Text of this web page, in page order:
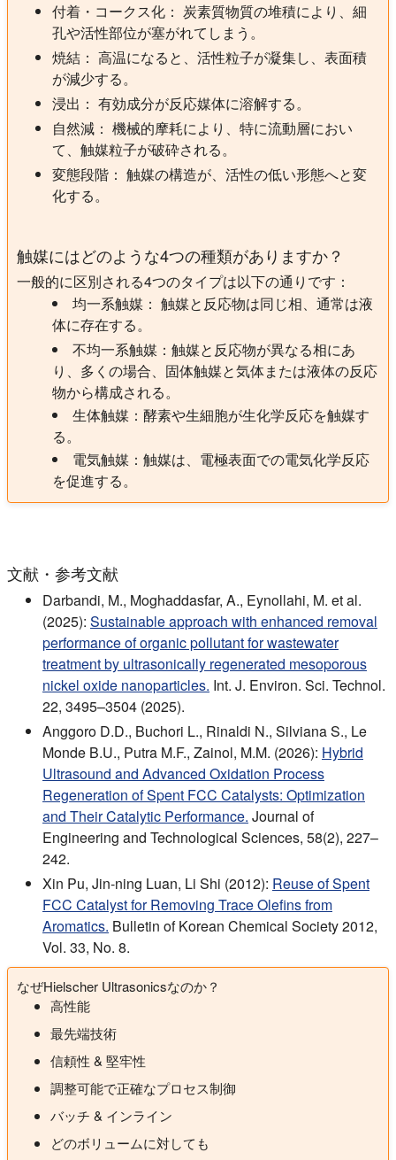
付着・コークス化： 炭素質物質の堆積により、細
孔や活性部位が塞がれてしまう。
焼結： 高温になると、活性粒子が凝集し、表面積
が減少する。
浸出： 有効成分が反応媒体に溶解する。
自然減： 機械的摩耗により、特に流動層におい
て、触媒粒子が破砕される。
変態段階： 触媒の構造が、活性の低い形態へと変
化する。
触媒にはどのような4つの種類がありますか？
一般的に区別される4つのタイプは以下の通りです：
均一系触媒： 触媒と反応物は同じ相、通常は液
体に存在する。
不均一系触媒：触媒と反応物が異なる相にあ
り、多くの場合、固体触媒と気体または液体の反応
物から構成される。
生体触媒：酵素や生細胞が生化学反応を触媒す
る。
電気触媒：触媒は、電極表面での電気化学反応
を促進する。
文献・参考文献
Darbandi, M., Moghaddasfar, A., Eynollahi, M. et al.
(2025): Sustainable approach with enhanced removal
performance of organic pollutant for wastewater
treatment by ultrasonically regenerated mesoporous
nickel oxide nanoparticles. Int. J. Environ. Sci. Technol.
22, 3495–3504 (2025).
Anggoro D.D., Buchori L., Rinaldi N., Silviana S., Le
Monde B.U., Putra M.F., Zainol, M.M. (2026): Hybrid
Ultrasound and Advanced Oxidation Process
Regeneration of Spent FCC Catalysts: Optimization
and Their Catalytic Performance. Journal of
Engineering and Technological Sciences, 58(2), 227–
242.
Xin Pu, Jin-ning Luan, Li Shi (2012): Reuse of Spent
FCC Catalyst for Removing Trace Olefins from
Aromatics. Bulletin of Korean Chemical Society 2012,
Vol. 33, No. 8.
なぜHielscher Ultrasonicsなのか？
高性能
最先端技術
信頼性 & 堅牢性
調整可能で正確なプロセス制御
バッチ & インライン
どのボリュームに対しても